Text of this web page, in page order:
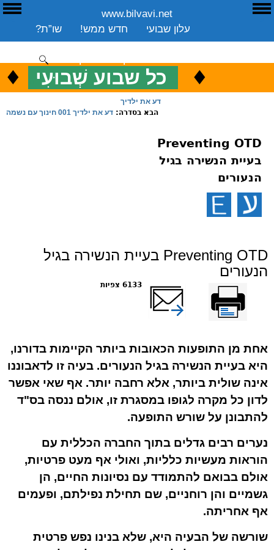
www.bilvavi.net
שו”ת?
חדש ממש!
עלון שבועי
שיעורים שבועי
ספרים
ארכיון
סקירה כללית
ENGLISH ♦ כל שבוע שְׁבוּעִי ♦
דע את ילדיך
הבא בסדרה: דע את ילדיך 001 חינוך עם נשמה
Preventing OTD
בעיית הנשירה בגיל
הנעורים
Preventing OTD בעיית הנשירה בגיל
הנעורים
6133 צפיות שלח דף במייל
אחת מן התופעות הכאובות ביותר הקיימות בדורנו,
היא בעיית הנשירה בגיל הנעורים. בעיה זו לדאבוננו
אינה שולית ביותר, אלא רחבה יותר. אף שאי אפשר
לדון כל מקרה לגופו במסגרת זו, אולם ננסה בס"ד
להתבונן על שורש התופעה.
נערים רבים גדלים בתוך החברה הכללית עם
הוראות מעשיות כלליות, ואולי אף מעט פרטיות,
אולם בבואם להתמודד עם נסיונות החיים, הן
גשמיים והן רוחניים, שם תחילת נפילתם, ופעמים
אף אחריתה.
שורשה של הבעיה היא, שלא בנינו נפש פרטית